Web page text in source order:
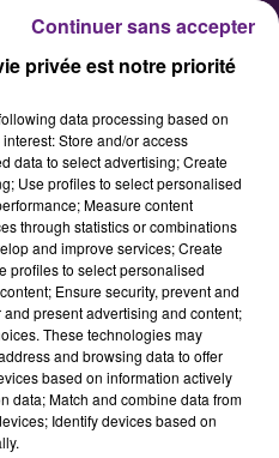
son droit de
le centre-ville
lundi matin un
Attac 21 » qui
privée est notre priorité
data processing based on
Store and/or access
data to select advertising; Create
Use profiles to select personalised
Measure content
through statistics or combinations
and improve services; Create
profiles to select personalised
Ensure security, prevent and
present advertising and content;
These technologies may
and browsing data to offer
based on information actively
data; Match and combine data from
Identify devices based on
Continuer sans accepter